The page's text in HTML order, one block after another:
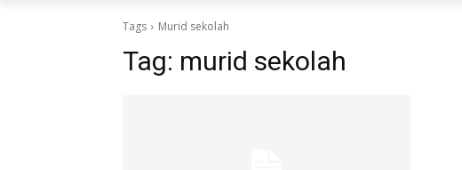
Tags Murid sekolah
Tag: murid sekolah